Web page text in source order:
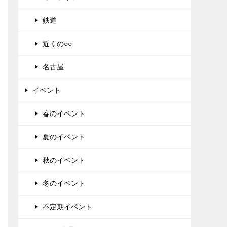
鉄道
近くの○○
名古屋
イベント
春のイベント
夏のイベント
秋のイベント
冬のイベント
不定期イベント